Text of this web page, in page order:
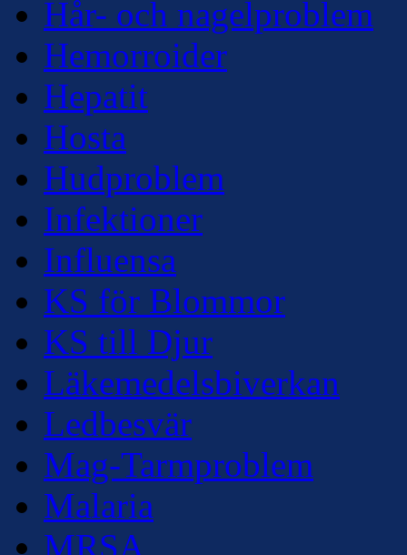
Hår- och nagelproblem
Hemorroider
Hepatit
Hosta
Hudproblem
Infektioner
Influensa
KS för Blommor
KS till Djur
Läkemedelsbiverkan
Ledbesvär
Mag-Tarmproblem
Malaria
MRSA